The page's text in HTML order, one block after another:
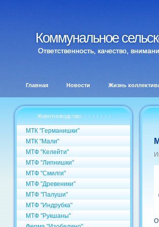
Коммунальное
Коммунальное
Ответственность, качество,
Главная Новости Жизнь
Животноводство
МТК "Германишки"
МТК "Мали"
МТФ "Келейти"
МТФ "Липнишки"
МТФ "Смилги"
МТФ "Древеники"
МТФ "Палуши"
МТФ "Индрубка"
МТФ "Рукшаны"